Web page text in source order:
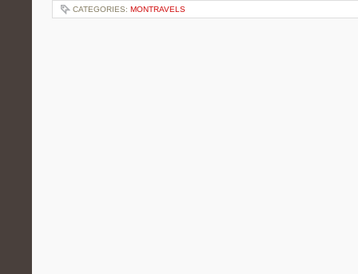
CATEGORIES: MONTRAVELS